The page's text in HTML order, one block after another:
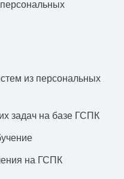
из персональных
задач на базе ГСПК
на ГСПК